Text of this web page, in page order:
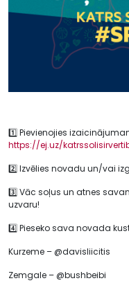
1️⃣ Pievienojies
https://ej.uz/
2️⃣ Izvēlies novadu un/vai
3️⃣ Vāc soļus un atnes
uzvaru!
4️⃣ Pieseko sava novada
Kurzeme – @davisliicitis
Zemgale – @bushbeibi